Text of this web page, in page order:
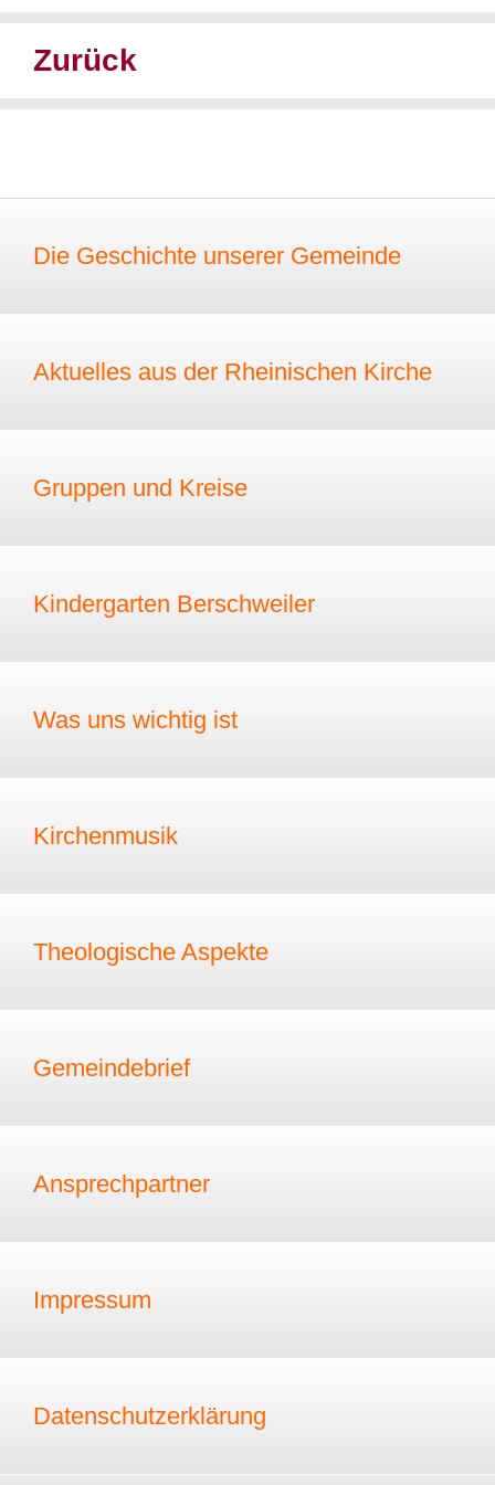
Zurück
Die Geschichte unserer Gemeinde
Aktuelles aus der Rheinischen Kirche
Gruppen und Kreise
Kindergarten Berschweiler
Was uns wichtig ist
Kirchenmusik
Theologische Aspekte
Gemeindebrief
Ansprechpartner
Impressum
Datenschutzerklärung